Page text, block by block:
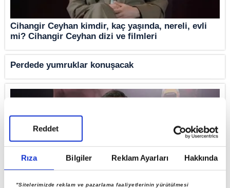
Rıza Bilgiler Reklam Ayarları Hakkında
"Sitelerimizde reklam ve pazarlama faaliyetlerinin yürütülmesi
Reddet
Cihangir Ceyhan kimdir, kaç yaşında, nereli, evli
mi? Cihangir Ceyhan dizi ve filmleri
Perdede yumruklar konuşacak